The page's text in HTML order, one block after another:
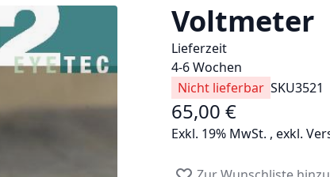
Voltmeter
Lieferzeit
4-6 Wochen
Nicht lieferbar SKU3521
65,00 €
Exkl. 19% MwSt. , exkl.